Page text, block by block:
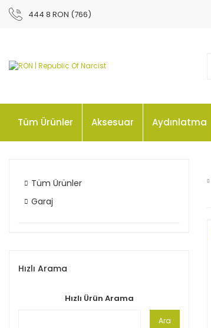
444 8 RON (766)
Tüm Ürünler Aksesuar Aydınlatma
Tüm Ürünler
Garaj
Hızlı Arama
Hızlı Ürün Arama
Ara